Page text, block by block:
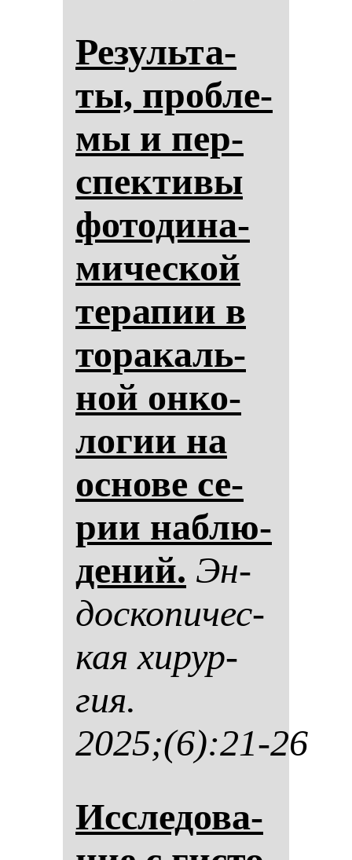
Ре­зуль­та­
ты, проб­ле­
мы и пер­
спек­ти­вы
фо­то­ди­на­
ми­чес­кой
те­ра­пии в
то­ра­каль­
ной он­ко­
ло­гии на
ос­но­ве се­
рии наб­лю­
де­ний. Эн­
дос­ко­пи­чес­
кая хи­рур­
гия.
2025;(6):21-26
Ис­сле­до­ва­